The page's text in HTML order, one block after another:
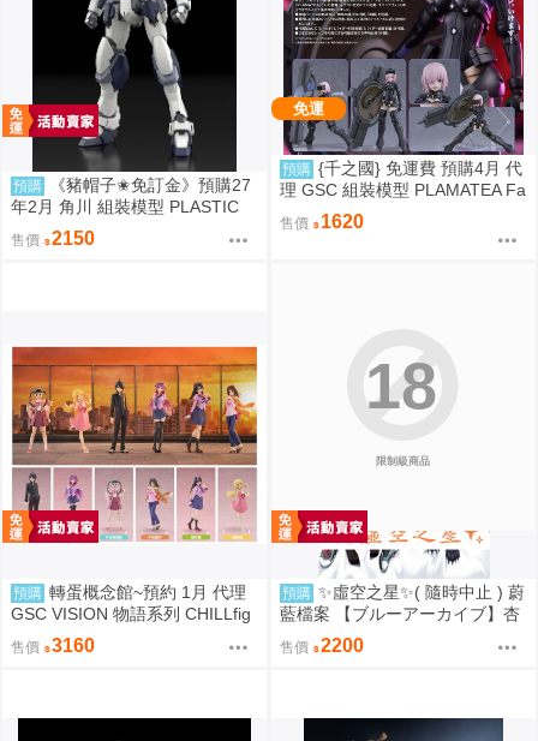
預購
《豬帽子✬免訂金》預購27
年2月 角川 組裝模型 PLASTIC
驚爆危機 1/48 強弩兵 ARX-7 一
般版 0920
售價 2150
免運
預購 {千之國} 免運費 預購4月 代
理 GSC 組裝模型 PLAMATEA Fa
te 瑪修 奧特瑙斯 9月20日截止
售價 1620
預購 轉蛋概念館~預約 1月 代理
GSC VISION 物語系列 CHILLfig
g 化物語 中盒6入販售 免訂金
售價 3160
限制級商品
18
預購 ✨虛空之星✨( 隨時中止 ) 蔚
藍檔案 【ブルーアーカイブ】杏
山カズサ❤️和紗❤️ 抱枕套 160X5
0 CM 2WAYトリコット 材質 [日
售價 2200